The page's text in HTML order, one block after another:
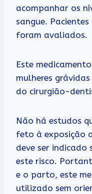
acompanhar os
sangue.
foram avaliados.
Este
mulheres
do cirurgião-
Não há estudos
feto à exposição
deve ser indicado
este risco.
e o parto, este
utilizado sem